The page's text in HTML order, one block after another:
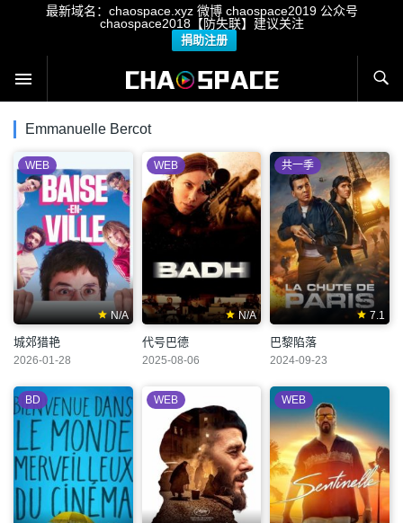
最新域名：chaospace.xyz 微博 chaospace2019 公众号
chaospace2018【防失联】建议关注
捐助注册
Emmanuelle Bercot
N/A
WEB
城郊猎艳
2026-01-28
N/A
WEB
代号巴德
2025-08-06
7.1
共一季
巴黎陷落
2024-09-23
BD WEB WEB